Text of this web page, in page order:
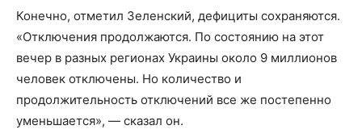
Конечно, отметил Зеленский, дефициты сохраняются.
«Отключения продолжаются. По состоянию на этот
вечер в разных регионах Украины около 9 миллионов
человек отключены. Но количество и
продолжительность отключений все же постепенно
уменьшается», — сказал он.